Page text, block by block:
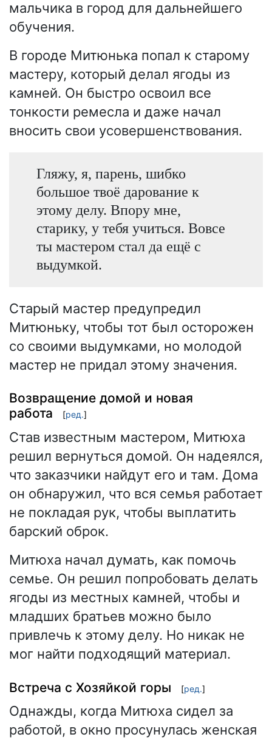
мальчика в город для дальнейшего
обучения.
В городе Митюнька попал к старому
мастеру, который делал ягоды из
камней. Он быстро освоил все
тонкости ремесла и даже начал
вносить свои усовершенствования.
Гляжу, я, парень, шибко
большое твоё дарование к
этому делу. Впору мне,
старику, у тебя учиться. Вовсе
ты мастером стал да ещё с
выдумкой.
Старый мастер предупредил
Митюньку, чтобы тот был осторожен
со своими выдумками, но молодой
мастер не придал этому значения.
Возвращение домой и новая
работа
[ред.]
Став известным мастером, Митюха
решил вернуться домой. Он надеялся,
что заказчики найдут его и там. Дома
он обнаружил, что вся семья работает
не покладая рук, чтобы выплатить
барский оброк.
Митюха начал думать, как помочь
семье. Он решил попробовать делать
ягоды из местных камней, чтобы и
младших братьев можно было
привлечь к этому делу. Но никак не
мог найти подходящий материал.
Встреча с Хозяйкой горы [ред.]
Однажды, когда Митюха сидел за
работой, в окно просунулась женская